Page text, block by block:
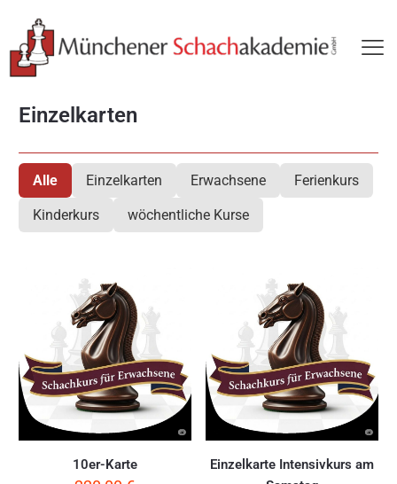
Einzelkarten
Alle Einzelkarten Erwachsene Ferienkurs
Kinderkurs wöchentliche Kurse
10er-Karte
Einzelkarte Intensivkurs am